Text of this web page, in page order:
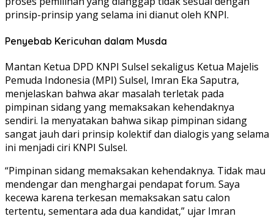
prinsip-prinsip yang selama ini dianut oleh KNPI.
Penyebab Kericuhan dalam Musda
Mantan Ketua DPD KNPI Sulsel sekaligus Ketua Majelis
Pemuda Indonesia (MPI) Sulsel, Imran Eka Saputra,
menjelaskan bahwa akar masalah terletak pada
pimpinan sidang yang memaksakan kehendaknya
sendiri. Ia menyatakan bahwa sikap pimpinan sidang
sangat jauh dari prinsip kolektif dan dialogis yang selama
ini menjadi ciri KNPI Sulsel.
“Pimpinan sidang memaksakan kehendaknya. Tidak mau
mendengar dan menghargai pendapat forum. Saya
kecewa karena terkesan memaksakan satu calon
tertentu, sementara ada dua kandidat,” ujar Imran